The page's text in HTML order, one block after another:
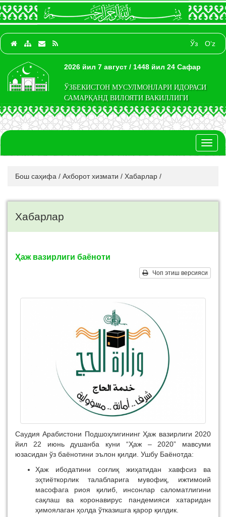
Ўз O‘z
2026 йил 7 август / 1448 йил 24 Сафар
ЎЗБЕКИСТОН МУСУЛМОНЛАРИ ИДОРАСИ
САМАРҚАНД ВИЛОЯТИ ВАКИЛЛИГИ
Бош саҳифа / Ахборот хизмати / Хабарлар /
Хабарлар
Ҳаж вазирлиги баёноти
Чоп этиш версияси
Саудия Арабистони Подшоҳлигининг Ҳаж вазирлиги 2020
йил 22 июнь душанба куни “Ҳаж – 2020” мавсуми
юзасидан ўз баёнотини эълон қилди. Ушбу Баёнотда:
Ҳаж ибодатини соғлиқ жиҳатидан хавфсиз ва
эҳтиёткорлик талабларига мувофиқ, ижтимоий
масофага риоя қилиб, инсонлар саломатлигини
сақлаш ва коронавирус пандемияси хатаридан
ҳимоялаган ҳолда ўтказишга қарор қилдик.